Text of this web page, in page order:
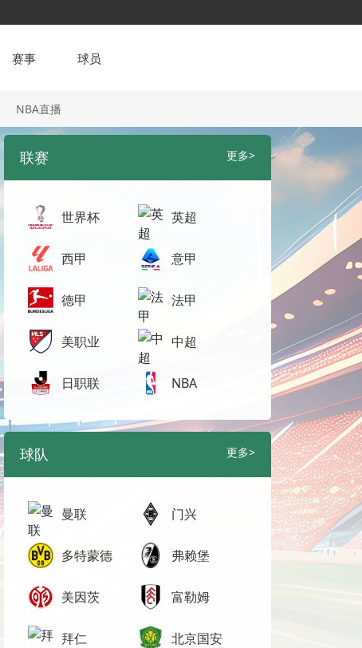
赛事 球员
NBA直播
联赛 更多>
世界杯 英超
西甲 意甲
德甲 法甲
美职业 中超
日职联 NBA
球队 更多>
曼联 门兴
多特蒙德 弗赖堡
美因茨 富勒姆
拜仁 北京国安